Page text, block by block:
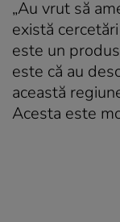
„Au vrut să
există
este un
este că au
această
Acesta este